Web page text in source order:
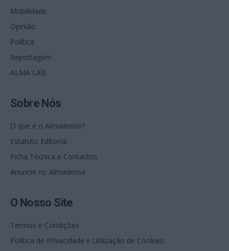
Mobilidade
Opinião
Política
Reportagem
ALMA LAB
Sobre Nós
O que é o Almadense?
Estatuto Editorial
Ficha Técnica e Contactos
Anuncie no Almadense
O Nosso Site
Termos e Condições
Política de Privacidade e Utilização de Cookies